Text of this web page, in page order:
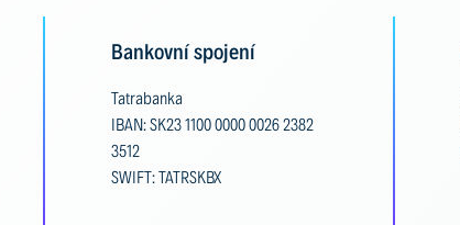
Bankovní spojení
Tatrabanka
IBAN: SK23 1100 0000 0026 2382
3512
SWIFT: TATRSKBX